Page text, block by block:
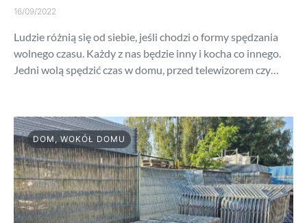
16/09/2022
Ludzie różnią się od siebie, jeśli chodzi o formy spędzania
wolnego czasu. Każdy z nas będzie inny i kocha co innego.
Jedni wolą spędzić czas w domu, przed telewizorem czy…
DOM, WOKÓŁ DOMU